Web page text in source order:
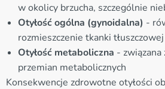
w okolicy brzucha, szczególnie
Otyłość ogólna (gynoidalna) -
rozmieszczenie tkanki tłuszczowej
Otyłość metaboliczna - związana
przemian metabolicznych
Konsekwencje zdrowotne otyłości